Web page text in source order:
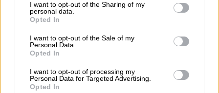
not limited to your visit or usage behaviour. You may click to
grant or deny consent to Google and its third-party tags to
use your data for below specified purposes in below Google
consent section.
I want to opt-out of the Sharing of my
personal data.
Opted In
I want to opt-out of the Sale of my
Personal Data.
Opted In
I want to opt-out of processing my
Personal Data for Targeted Advertising.
Opted In
εκπαιδευτικοί και μέλη Ε.Ε.Π. – Ε.Β.Π.
διενεργούν 2 σελφ τεστ (ημέρες 0-1 και
4) δωρεάν (θα διατίθενται από τα
σχολεία) και χρησιμοποιούν μάσκα
υψηλής αναπνευστικής προστασίας (Ν95
ή ΚΝ95 ή FFP2) ή διπλή μάσκα για 10
ημέρες.